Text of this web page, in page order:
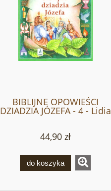
BIBLIJNE OPOWIEŚCI
DZIADZIA JÓZEFA - 4 - Lidia
44,90 zł
do koszyka